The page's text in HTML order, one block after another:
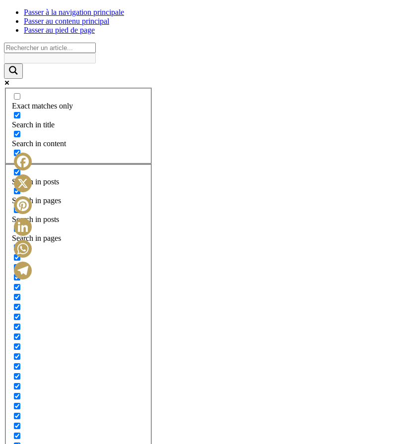
Passer à la navigation principale
Passer au contenu principal
Passer au pied de page
Exact matches only
Search in title
Search in content
Search in posts
Search in pages
Search in posts
Search in pages
Facebook
X
Pinterest
LinkedIn
WhatsApp
Telegram